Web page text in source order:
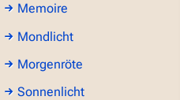
Memoire
Mondlicht
Morgenröte
Sonnenlicht